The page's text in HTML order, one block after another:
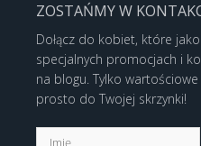
ZOSTAŃMY W
Dołącz do kobiet, które
specjalnych promocjach i
na blogu. Tylko
prosto do Twojej skrzynki!